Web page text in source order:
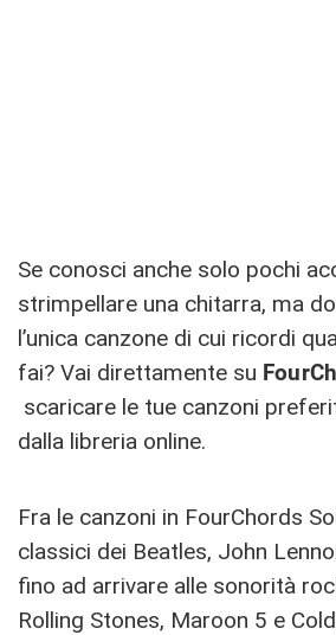
Se conosci anche solo pochi
strimpellare una chitarra, ma
l’unica canzone di cui ricordi
fai? Vai direttamente su
scaricare le tue canzoni
dalla libreria online.
Fra le canzoni in FourChords
classici dei Beatles, John
fino ad arrivare alle sonorità
Rolling Stones, Maroon 5 e